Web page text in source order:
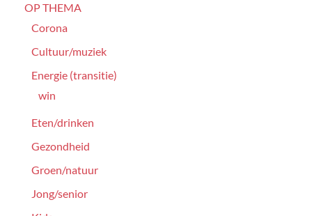
OP THEMA
Corona
Cultuur/muziek
Energie (transitie)
win
Eten/drinken
Gezondheid
Groen/natuur
Jong/senior